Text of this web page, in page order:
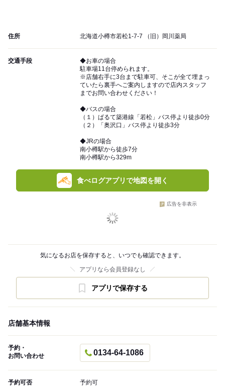
住所 北海道小樽市若松1-7-7 （旧）岡川薬局
交通手段
◆お車の場合
駐車場11台停められます。
※店舗右手に3台まで駐車可、そこが全て埋まっ
ていたら裏手へご案内しますので店内スタッフ
までお問い合わせください！
◆バスの場合
（１）ぱるて築港線「若松」バス停より徒歩0分
（２）「奥沢口」バス停より徒歩3分
◆JRの場合
南小樽駅から徒歩7分
南小樽駅から329m
食べログアプリで地図を開く
広告を非表示
気になるお店を保存すると、いつでも確認できます。
アプリなら会員登録なし
アプリで保存する
店舗基本情報
予約・
お問い合わせ
0134-64-1086
予約可否 予約可